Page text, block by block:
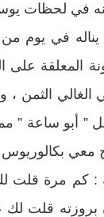
في لحظات
في يوم
المعلقة على
الثمن ،
” أبو ساعة ”
معي بكالوريوس
كم مرة قلت لك
بروزته قلت